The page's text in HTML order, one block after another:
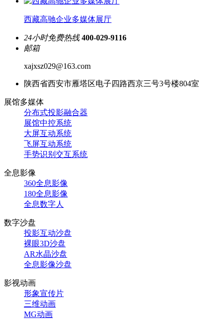
西藏高驰企业多媒体展厅
24小时免费热线 400-029-9116
邮箱
xajxsz029@163.com
陕西省西安市雁塔区电子四路西京三号3号楼804室
展馆多媒体
分布式投影融合器
展馆中控系统
大屏互动系统
飞屏互动系统
手势识别交互系统
全息影像
360全息影像
180全息影像
全息数字人
数字沙盘
投影互动沙盘
裸眼3D沙盘
AR水晶沙盘
全息影像沙盘
影视动画
形象宣传片
三维动画
MG动画